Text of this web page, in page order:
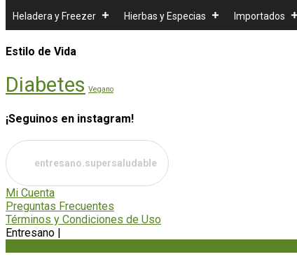
Heladera y Freezer Hierbas y Especias Importados
Estilo de Vida
Diabetes Vegano
¡Seguinos en instagram!
entresano.supersaludable
Mi Cuenta
Preguntas Frecuentes
Términos y Condiciones de Uso
Entresano |